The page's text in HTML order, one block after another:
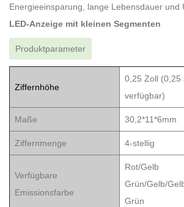
Energieeinsparung, lange Lebensdauer und
LED-Anzeige mit kleinen Segmenten
Produktparameter
Ziffernhöhe
0,25 Zoll (0,25
verfügbar)
Maße 30,2*11*6mm
Ziffernmenge 4-stellig
Verfügbare
Emissionsfarbe
Rot/Gelb
Grün/Gelb/
Grün